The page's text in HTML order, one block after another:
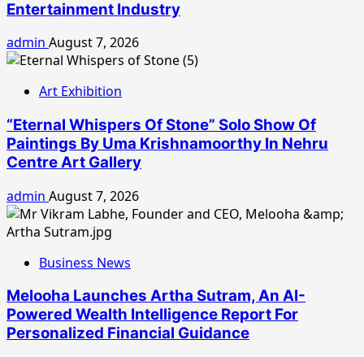
Entertainment Industry
admin August 7, 2026
Art Exhibition
“Eternal Whispers Of Stone” Solo Show Of
Paintings By Uma Krishnamoorthy In Nehru
Centre Art Gallery
admin August 7, 2026
Business News
Melooha Launches Artha Sutram, An AI-
Powered Wealth Intelligence Report For
Personalized Financial Guidance